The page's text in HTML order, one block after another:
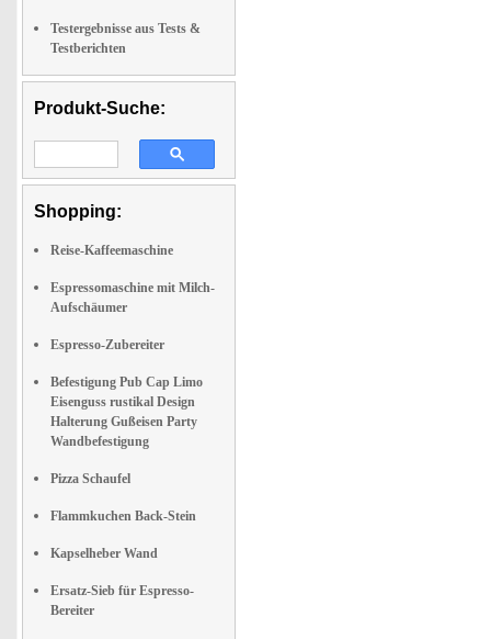
Testergebnisse aus Tests &
Testberichten
Produkt-Suche:
Shopping:
Reise-Kaffeemaschine
Espressomaschine mit Milch-
Aufschäumer
Espresso-Zubereiter
Befestigung Pub Cap Limo
Eisenguss rustikal Design
Halterung Gußeisen Party
Wandbefestigung
Pizza Schaufel
Flammkuchen Back-Stein
Kapselheber Wand
Ersatz-Sieb für Espresso-
Bereiter